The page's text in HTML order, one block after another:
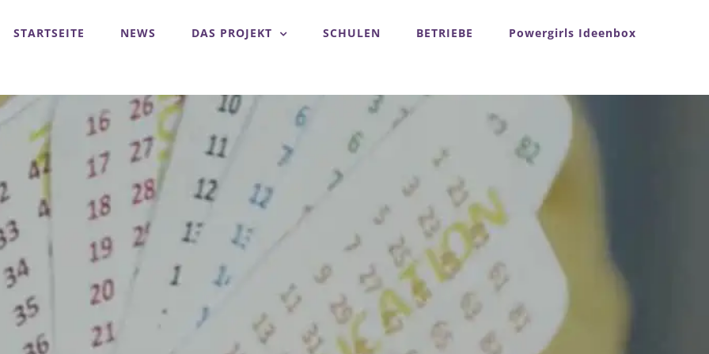
STARTSEITE NEWS DAS PROJEKT SCHULEN BETRIEBE Powergirls Ideenbox